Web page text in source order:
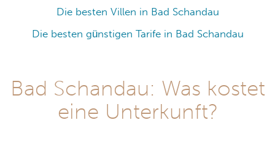
Die besten Villen in Bad Schandau
Die besten günstigen Tarife in Bad Schandau
Bad Schandau: Was kostet
eine Unterkunft?